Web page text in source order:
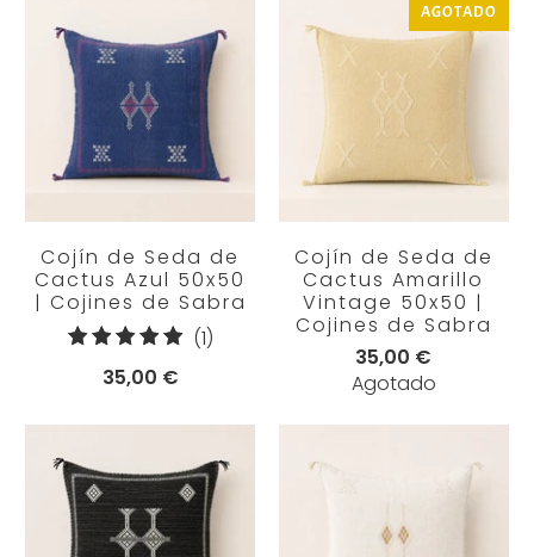
Cojín de Seda de
Cactus Azul 50x50
| Cojines de Sabra
(1)1
35,00 €
AGOTADO
Cojín de Seda de
Cactus Amarillo
Vintage 50x50 |
Cojines de Sabra
35,00 €
Agotado